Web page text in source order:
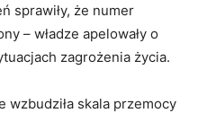
sprawiły, że numer
– władze apelowały o
zagrożenia życia.
wzbudziła skala przemocy